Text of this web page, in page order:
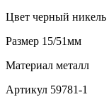
Цвет черный никель
Размер 15/51мм
Материал металл
Артикул 59781-1